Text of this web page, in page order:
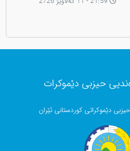
حیزبی دێموکرات
دێموکراتی کوردستانی ئێران